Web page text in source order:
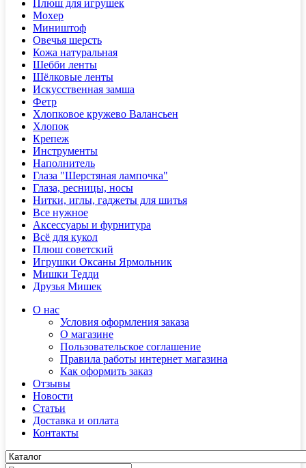
Плюш для игрушек
Мохер
Миништоф
Овечья шерсть
Кожа натуральная
Шебби ленты
Шёлковые ленты
Искусственная замша
Фетр
Хлопковое кружево Валансьен
Хлопок
Крепеж
Инструменты
Наполнитель
Глаза "Шерстяная лампочка"
Глаза, ресницы, носы
Нитки, иглы, гаджеты для шитья
Все нужное
Аксессуары и фурнитура
Всё для кукол
Плюш советский
Игрушки Оксаны Ярмольник
Мишки Тедди
Друзья Мишек
О нас
Условия оформления заказа
О магазине
Пользовательское соглашение
Правила работы интернет магазина
Как оформить заказ
Отзывы
Новости
Статьи
Доставка и оплата
Контакты